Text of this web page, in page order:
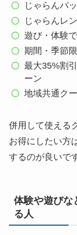
じゃらんパ
じゃらんレ
遊び・体験
期間・季節
最大35%割
ーン
地域共通ク
併用して使える
お得にしたい方
するのが良いで
体験や遊びな
る人